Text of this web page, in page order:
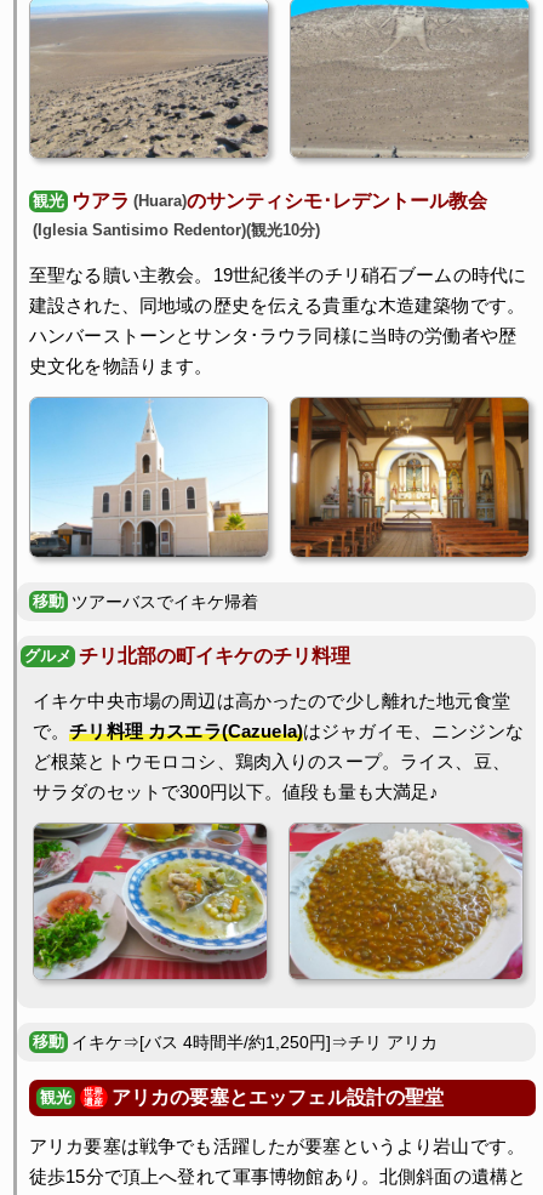
観光 ウアラ (Huara)のサンティシモ･レデントール教会
(Iglesia Santisimo Redentor)(観光10分)
至聖なる贖い主教会。19世紀後半のチリ硝石ブームの時代に
建設された、同地域の歴史を伝える貴重な木造建築物です。
ハンバーストーンとサンタ･ラウラ同様に当時の労働者や歴
史文化を物語ります。
ツアーバスでイキケ帰着
チリ北部の町イキケのチリ料理
イキケ中央市場の周辺は高かったので少し離れた地元食堂
で。チリ料理 カスエラ(Cazuela)はジャガイモ、ニンジンな
ど根菜とトウモロコシ、鶏肉入りのスープ。ライス、豆、
サラダのセットで300円以下。値段も量も大満足♪
イキケ⇒[バス 4時間半/約1,250円]⇒チリ アリカ
観光
世界
遺産
アリカの要塞とエッフェル設計の聖堂
アリカ要塞は戦争でも活躍したが要塞というより岩山です。
徒歩15分で頂上へ登れて軍事博物館あり。北側斜面の遺構と